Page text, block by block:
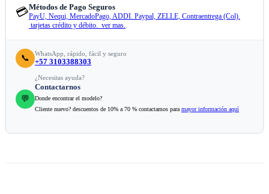
💳Métodos de Pago Seguros
PayU, Nequi, MercadoPago, ADDI. Paypal, ZELLE, Contraentrega (Col).
tarjetas crédito y débito. ver mas..
📞 WhatsApp, rápido, fácil y seguro
+57 3103388303
💬
¿Necesitas ayuda?
Contactarnos
Donde encontrar el modelo?
Cliente nuevo? descuentos de 10% a 70 % contactamos para mayor información aquí